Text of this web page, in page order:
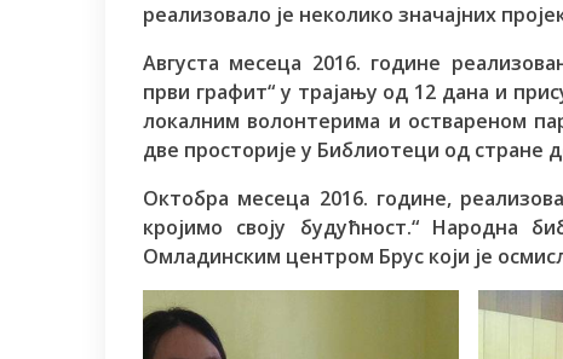
реализовало je неколико значајних
Августа месеца 2016. године
први графит“ у трајању од 12 дана и
локалним волонтерима и оствареном
две просторије у Библиотеци од стране
Октобра месеца 2016. године,
кројимо своју будућност.“ Народна
Омладинским центром Брус који је